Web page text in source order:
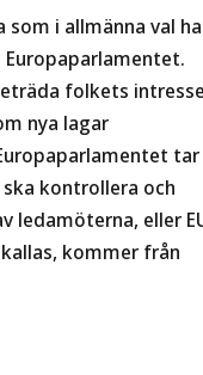
som i allmänna val
folkets
nya lagar
tar
kontrollera och
ledamöterna, eller
kommer från